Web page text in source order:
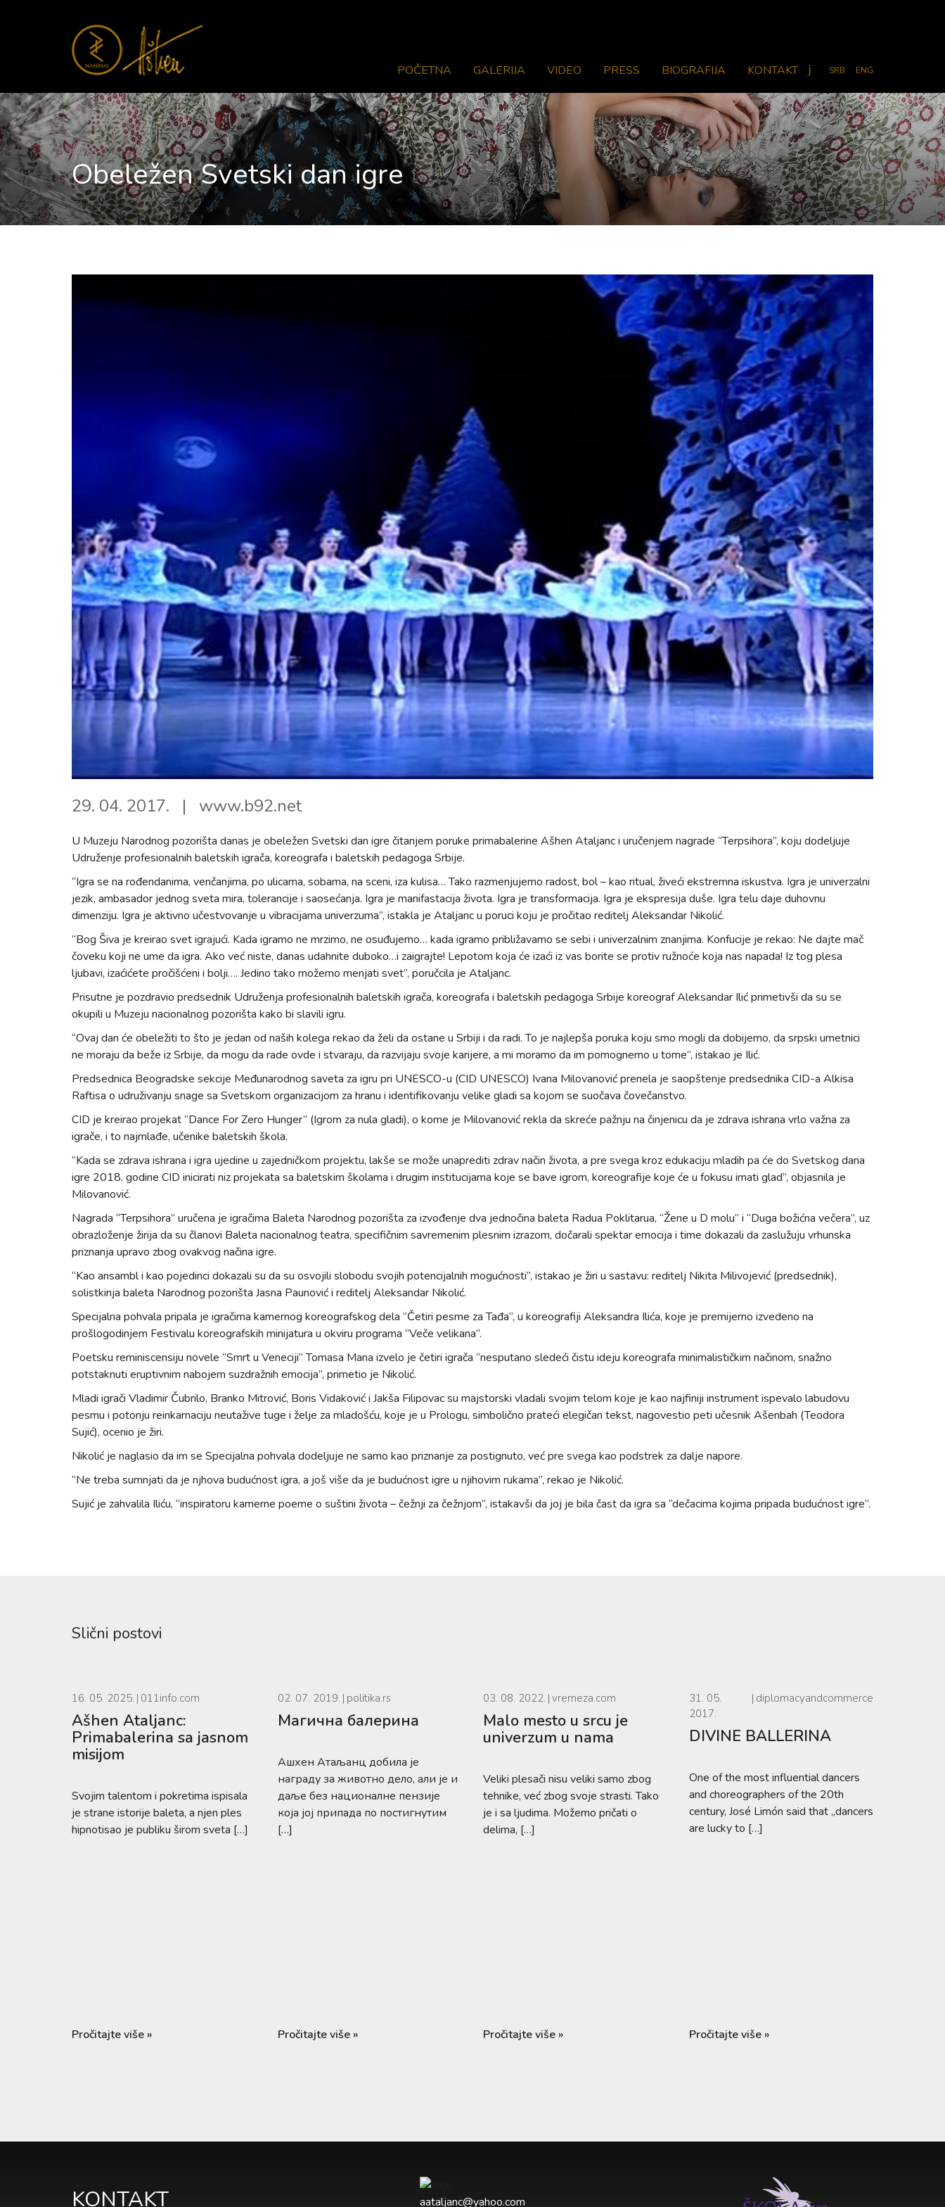
POČETNA GALERIJA VIDEO PRESS BIOGRAFIJA KONTAKT SRB ENG
Obeležen Svetski dan igre
29. 04. 2017. www.b92.net
U Muzeju Narodnog pozorišta danas je obeležen Svetski dan igre čitanjem poruke primabalerine Ašhen Ataljanc i uručenjem nagrade “Terpsihora”, koju dodeljuje
Udruženje profesionalnih baletskih igrača, koreografa i baletskih pedagoga Srbije.
“Igra se na rođendanima, venčanjima, po ulicama, sobama, na sceni, iza kulisa… Tako razmenjujemo radost, bol – kao ritual, živeći ekstremna iskustva. Igra je univerzalni
jezik, ambasador jednog sveta mira, tolerancije i saosećanja. Igra je manifastacija života. Igra je transformacija. Igra je ekspresija duše. Igra telu daje duhovnu
dimenziju. Igra je aktivno učestvovanje u vibracijama univerzuma”, istakla je Ataljanc u poruci koju je pročitao reditelj Aleksandar Nikolić.
“Bog Šiva je kreirao svet igrajući. Kada igramo ne mrzimo, ne osuđujemo… kada igramo približavamo se sebi i univerzalnim znanjima. Konfucije je rekao: Ne dajte mač
čoveku koji ne ume da igra. Ako već niste, danas udahnite duboko…i zaigrajte! Lepotom koja će izaći iz vas borite se protiv ružnoće koja nas napada! Iz tog plesa
ljubavi, izaćićete pročišćeni i bolji…. Jedino tako možemo menjati svet”, poručcila je Ataljanc.
Prisutne je pozdravio predsednik Udruženja profesionalnih baletskih igrača, koreografa i baletskih pedagoga Srbije koreograf Aleksandar Ilić primetivši da su se
okupili u Muzeju nacionalnog pozorišta kako bi slavili igru.
“Ovaj dan će obeležiti to što je jedan od naših kolega rekao da želi da ostane u Srbiji i da radi. To je najlepša poruka koju smo mogli da dobijemo, da srpski umetnici
ne moraju da beže iz Srbije, da mogu da rade ovde i stvaraju, da razvijaju svoje karijere, a mi moramo da im pomognemo u tome”, istakao je Ilić.
Predsednica Beogradske sekcije Međunarodnog saveta za igru pri UNESCO-u (CID UNESCO) Ivana Milovanović prenela je saopštenje predsednika CID-a Alkisa
Raftisa o udruživanju snage sa Svetskom organizacijom za hranu i identifikovanju velike gladi sa kojom se suočava čovečanstvo.
CID je kreirao projekat “Dance For Zero Hunger” (Igrom za nula gladi), o kome je Milovanović rekla da skreće pažnju na činjenicu da je zdrava ishrana vrlo važna za
igrače, i to najmlađe, učenike baletskih škola.
“Kada se zdrava ishrana i igra ujedine u zajedničkom projektu, lakše se može unaprediti zdrav način života, a pre svega kroz edukaciju mladih pa će do Svetskog dana
igre 2018. godine CID inicirati niz projekata sa baletskim školama i drugim institucijama koje se bave igrom, koreografije koje će u fokusu imati glad”, objasnila je
Milovanović.
Nagrada “Terpsihora” uručena je igračima Baleta Narodnog pozorišta za izvođenje dva jednočina baleta Radua Poklitarua, “Žene u D molu” i “Duga božićna večera”, uz
obrazloženje žirija da su članovi Baleta nacionalnog teatra, specifičnim savremenim plesnim izrazom, dočarali spektar emocija i time dokazali da zaslužuju vrhunska
priznanja upravo zbog ovakvog načina igre.
“Kao ansambl i kao pojedinci dokazali su da su osvojili slobodu svojih potencijalnih mogućnosti”, istakao je žiri u sastavu: reditelj Nikita Milivojević (predsednik),
solistkinja baleta Narodnog pozorišta Jasna Paunović i reditelj Aleksandar Nikolić.
Specijalna pohvala pripala je igračima kamernog koreografskog dela “Četiri pesme za Tađa”, u koreografiji Aleksandra Ilića, koje je premijerno izvedeno na
prošlogodinjem Festivalu koreografskih minijatura u okviru programa “Veče velikana”.
Poetsku reminiscensiju novele “Smrt u Veneciji” Tomasa Mana izvelo je četiri igrača “nesputano sledeći čistu ideju koreografa minimalističkim načinom, snažno
potstaknuti eruptivnim nabojem suzdražnih emocija”, primetio je Nikolić.
Mladi igrači Vladimir Čubrilo, Branko Mitrović, Boris Vidaković i Jakša Filipovac su majstorski vladali svojim telom koje je kao najfiniji instrument ispevalo labudovu
pesmu i potonju reinkarnaciju neutažive tuge i želje za mladošću, koje je u Prologu, simbolično prateći elegičan tekst, nagovestio peti učesnik Ašenbah (Teodora
Sujić), ocenio je žiri.
Nikolić je naglasio da im se Specijalna pohvala dodeljuje ne samo kao priznanje za postignuto, već pre svega kao podstrek za dalje napore.
“Ne treba sumnjati da je njhova budućnost igra, a još više da je budućnost igre u njihovim rukama”, rekao je Nikolić.
Sujić je zahvalila Iliću, “inspiratoru kamerne poeme o suštini života – čežnji za čežnjom”, istakavši da joj je bila čast da igra sa “dečacima kojima pripada budućnost igre”.
Slični postovi
16. 05. 2025. 011info.com
Ašhen Ataljanc:
Primabalerina sa jasnom
misijom
Svojim talentom i pokretima ispisala
je strane istorije baleta, a njen ples
hipnotisao je publiku širom sveta […]
Pročitajte više »
02. 07. 2019. politika.rs
Магична балерина
Ашхен Атаљанц добила је
награду за животно дело, али је и
даље без националне пензије
која јој припада по постигнутим
[…]
Pročitajte više »
03. 08. 2022. vremeza.com
Malo mesto u srcu je
univerzum u nama
Veliki plesači nisu veliki samo zbog
tehnike, već zbog svoje strasti. Tako
je i sa ljudima. Možemo pričati o
delima, […]
Pročitajte više »
31. 05.
2017.
diplomacyandcommerce
DIVINE BALLERINA
One of the most influential dancers
and choreographers of the 20th
century, José Limón said that „dancers
are lucky to […]
Pročitajte više »
KONTAKT aataljanc@yahoo.com